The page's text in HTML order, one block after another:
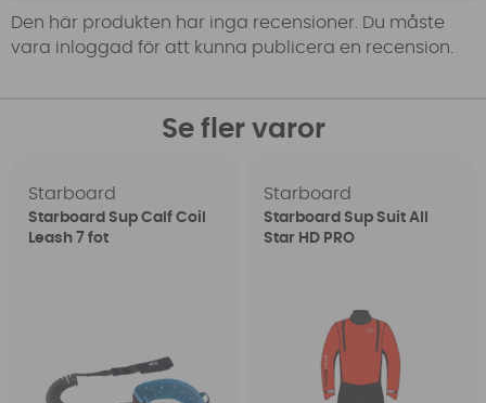
Den här produkten har inga recensioner. Du måste
vara inloggad för att kunna publicera en recension.
Se fler varor
Starboard
Starboard Sup Calf Coil
Leash 7 fot
Starboard
Starboard Sup Suit All
Star HD PRO